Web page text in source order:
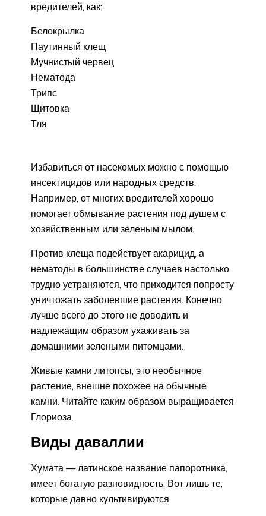
вредителей, как:
Белокрылка
Паутинный клещ
Мучнистый червец
Нематода
Трипс
Щитовка
Тля
Избавиться от насекомых можно с помощью
инсектицидов или народных средств.
Например, от многих вредителей хорошо
помогает обмывание растения под душем с
хозяйственным или зеленым мылом.
Против клеща подействует акарицид, а
нематоды в большинстве случаев настолько
трудно устраняются, что приходится попросту
уничтожать заболевшие растения. Конечно,
лучше всего до этого не доводить и
надлежащим образом ухаживать за
домашними зелеными питомцами.
Живые камни литопсы, это необычное
растение, внешне похожее на обычные
камни. Читайте каким образом выращивается
Глориоза.
Виды даваллии
Хумата — латинское название папоротника,
имеет богатую разновидность. Вот лишь те,
которые давно культивируются: